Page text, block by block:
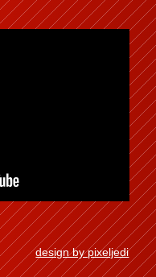
design by pixeljedi